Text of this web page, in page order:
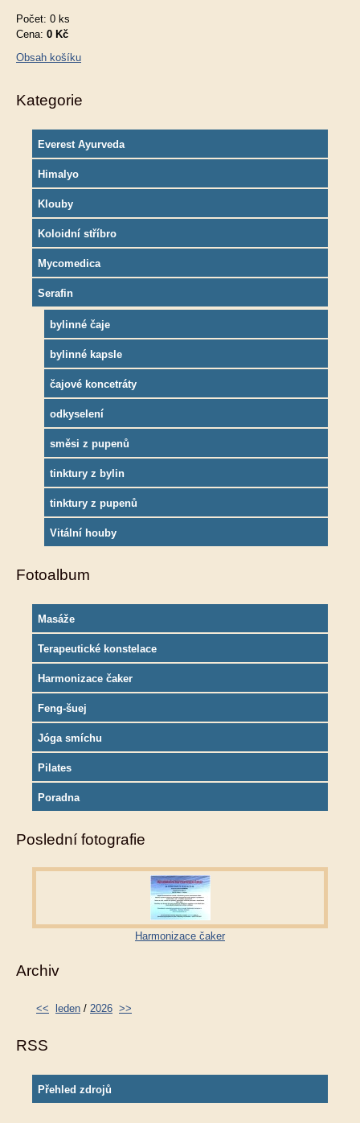
Počet: 0 ks
Cena: 0 Kč
Obsah košíku
Kategorie
Everest Ayurveda
Himalyo
Klouby
Koloidní stříbro
Mycomedica
Serafin
bylinné čaje
bylinné kapsle
čajové koncetráty
odkyselení
směsi z pupenů
tinktury z bylin
tinktury z pupenů
Vitální houby
Fotoalbum
Masáže
Terapeutické konstelace
Harmonizace čaker
Feng-šuej
Jóga smíchu
Pilates
Poradna
Poslední fotografie
Harmonizace čaker
Archiv
<< leden / 2026 >>
RSS
Přehled zdrojů